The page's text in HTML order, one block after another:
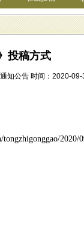
投稿方式
通知公告 时间：2020-09-
2020/